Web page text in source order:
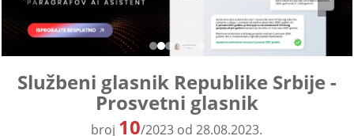
Službeni glasnik Republike Srbije -
Prosvetni glasnik
broj 10/2023 od 28.08.2023.